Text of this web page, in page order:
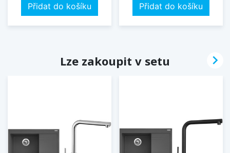
Přidat do košíku Přidat do košíku
Lze zakoupit v setu 